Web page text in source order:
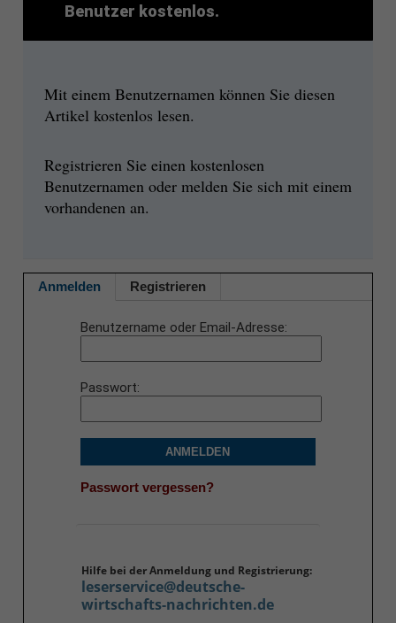
Benutzer kostenlos.
Mit einem Benutzernamen können Sie diesen
Artikel kostenlos lesen.
Registrieren Sie einen kostenlosen
Benutzernamen oder melden Sie sich mit einem
vorhandenen an.
Anmelden Registrieren
Benutzername oder Email-Adresse
Passwort
ANMELDEN
Passwort vergessen?
Hilfe bei der Anmeldung und Registrierung:
leserservice@deutsche-
wirtschafts-nachrichten.de